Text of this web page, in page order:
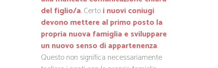
del figlio/a. Certoi nuovi coniugi
devono mettere al primo posto la
propria nuova famiglia e sviluppare
un nuovo senso di appartenenza.
Questo non significa necessariamente